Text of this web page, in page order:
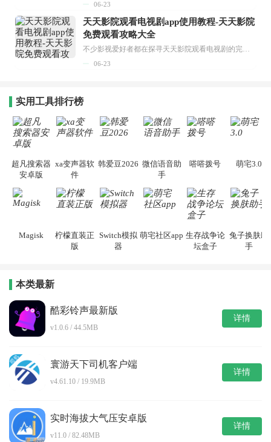
06-23
天天影院观看电视剧app使用教程-天天影院
免费观看攻略大全
不少影视爱好者都在探寻天天影院观看电视剧的完整方法，结合最新平台使用规则，本篇新手入门攻略全面讲解观看渠道、检索流程、播放设置以及画面模式调整等实用内容。全文适配手机、电脑等主流设备，步骤简洁易懂，无论是初次使用的新手，还是想要优化观影体验的用户，都能参照内容快速上手，熟练掌握平台各项操作技巧，轻松畅享影视内容。...
06-23
实用工具排行榜
超凡搜索器
安卓版
xa变声器软
件
韩爱豆2026 微信语音助
手
嗒嗒拨号 萌宅3.0
Magisk
柠檬直装正
版
Switch模拟
器
萌宅社区app 生存战争论
坛盒子
兔子换肤助
手
本类最新
酷彩铃声最新版
v1.0.6 / 44.5MB
详情
寰游天下司机客户端
v4.61.10 / 19.9MB
详情
实时海拔大气压安卓版
v11.0 / 82.48MB
详情